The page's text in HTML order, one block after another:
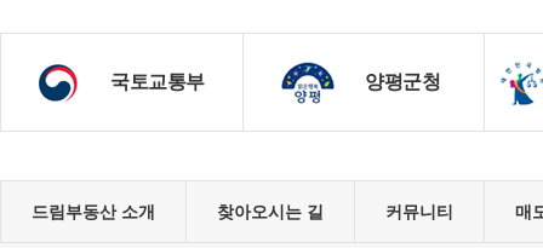
국토교통부 양평군청
드림부동산 소개 찾아오시는 길 커뮤니티 매